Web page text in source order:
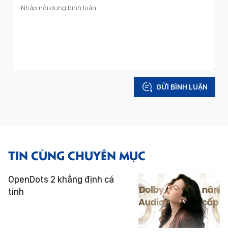
GỬI BÌNH LUẬN
TIN CÙNG CHUYÊN MỤC
OpenDots 2 khẳng định cá
tính